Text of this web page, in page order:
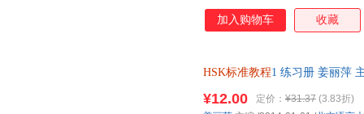
学习者扩展学习的能力 语言风
助学习者掌握*真实、自然的语
加入购物车 收藏
HSK标准教程1 练习册 姜丽萍
¥12.00 定价： ¥31.37 (3.83折)